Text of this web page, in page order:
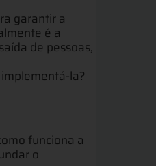
garantir a
é a
de pessoas,
la?
funciona a
o